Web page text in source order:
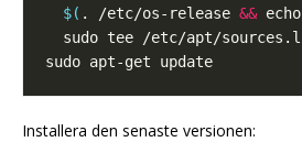
$( . /etc/os-release && echo
Installera den senaste versionen: